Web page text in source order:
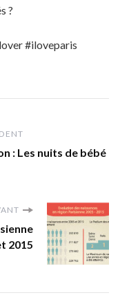
?
#iloveparis
: Les nuits de bébé
2015